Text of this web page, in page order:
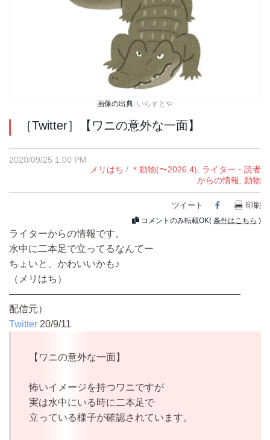
画像の出典: いらすとや
［Twitter］【ワニの意外な一面】
2020/09/25 1:00 PM
メリはち / ＊動物(〜2026.4), ライター・読者
からの情報, 動物
ツイート Facebook
印刷
コメントのみ転載OK( 条件はこちら )
ライターからの情報です。
水中に二本足で立ってるなんてー
ちょいと、かわいいかも♪
（メリはち）
————————————————————————
配信元）
Twitter 20/9/11
【ワニの意外な一面】
怖いイメージを持つワニですが
実は水中にいる時に二本足で
立っている様子が確認されています。